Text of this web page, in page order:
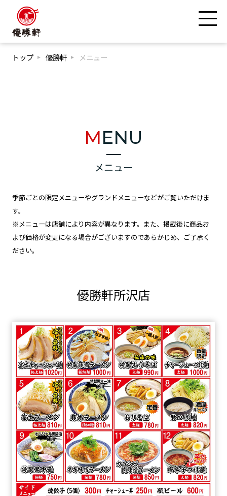
トップ 優勝軒 メニュー
MENU
メニュー
季節ごとの限定メニューやグランドメニューなどがご覧いただけま
す。
※メニューは店舗により内容が異なります。また、掲載後に商品お
よび価格が変更になる場合がございますのであらかじめ、ご了承く
ださい。
優勝軒所沢店